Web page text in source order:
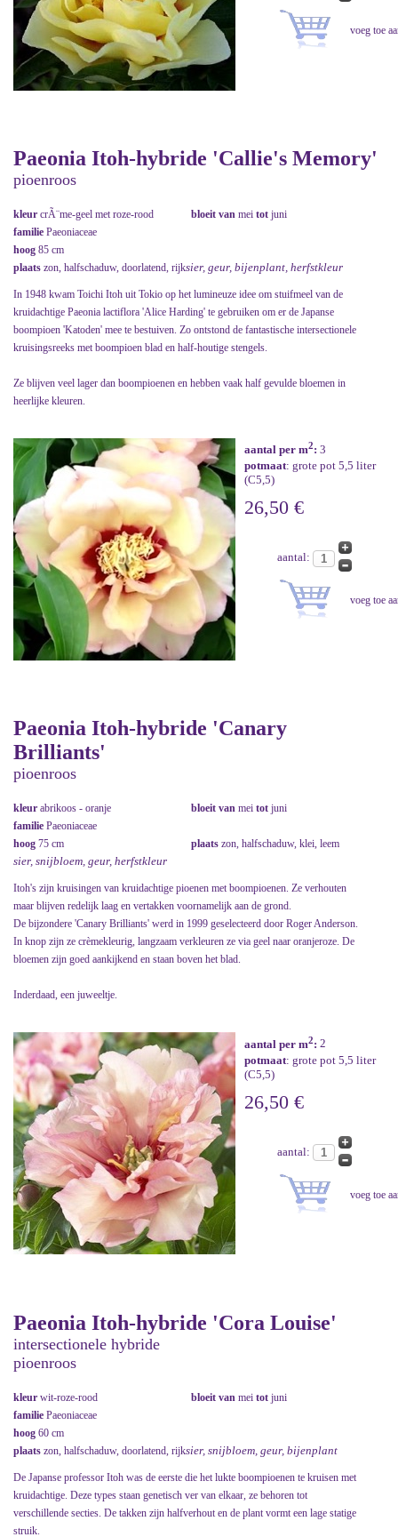
Paeonia Itoh-hybride 'Callie's Memory'
pioenroos
kleur crÃ¨me-geel met roze-rood bloeit van mei tot juni
familie Paeoniaceae
hoog 85 cm
plaats zon, halfschaduw, doorlatend, rijksier, geur, bijenplant, herfstkleur
In 1948 kwam Toichi Itoh uit Tokio op het lumineuze idee om stuifmeel van de
kruidachtige Paeonia lactiflora 'Alice Harding' te gebruiken om er de Japanse
boompioen 'Katoden' mee te bestuiven. Zo ontstond de fantastische intersectionele
kruisingsreeks met boompioen blad en half-houtige stengels.
Ze blijven veel lager dan boompioenen en hebben vaak half gevulde bloemen in
heerlijke kleuren.
aantal per m2: 3
potmaat: grote pot 5,5 liter
(C5,5)
26,50 €
aantal:
Paeonia Itoh-hybride 'Canary
Brilliants'
pioenroos
kleur abrikoos - oranje bloeit van mei tot juni
familie Paeoniaceae
hoog 75 cm plaats zon, halfschaduw, klei, leem
sier, snijbloem, geur, herfstkleur
Itoh's zijn kruisingen van kruidachtige pioenen met boompioenen. Ze verhouten
maar blijven redelijk laag en vertakken voornamelijk aan de grond.
De bijzondere 'Canary Brilliants' werd in 1999 geselecteerd door Roger Anderson.
In knop zijn ze crèmekleurig, langzaam verkleuren ze via geel naar oranjeroze. De
bloemen zijn goed aankijkend en staan boven het blad.
Inderdaad, een juweeltje.
aantal per m2: 2
potmaat: grote pot 5,5 liter
(C5,5)
26,50 €
aantal:
Paeonia Itoh-hybride 'Cora Louise'
intersectionele hybride
pioenroos
kleur wit-roze-rood bloeit van mei tot juni
familie Paeoniaceae
hoog 60 cm
plaats zon, halfschaduw, doorlatend, rijksier, snijbloem, geur, bijenplant
De Japanse professor Itoh was de eerste die het lukte boompioenen te kruisen met
kruidachtige. Deze types staan genetisch ver van elkaar, ze behoren tot
verschillende secties. De takken zijn halfverhout en de plant vormt een lage statige
struik.